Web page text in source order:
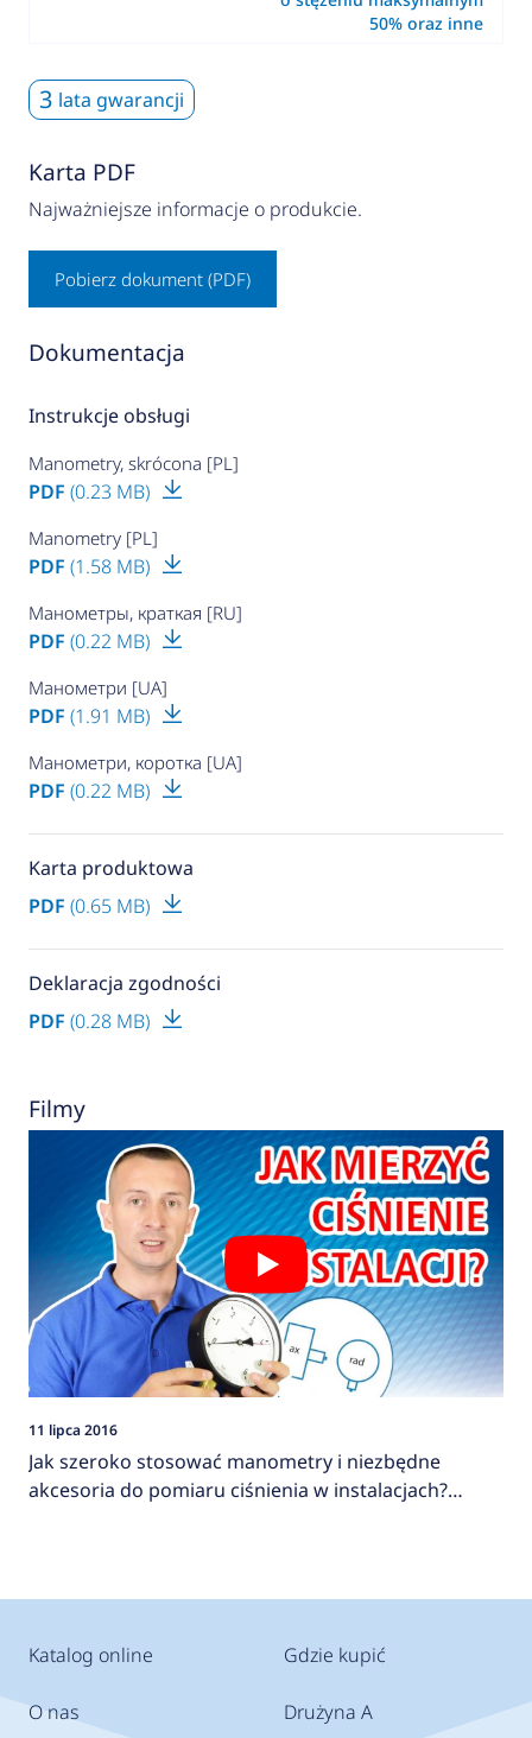
50% oraz inne
3 lata gwarancji
Karta PDF
Najważniejsze informacje o produkcie.
Pobierz dokument (PDF)
Dokumentacja
Instrukcje obsługi
Manometry, skrócona [PL]
PDF (0.23 MB)
Manometry [PL]
PDF (1.58 MB)
Манометры, краткая [RU]
PDF (0.22 MB)
Манометри [UA]
PDF (1.91 MB)
Манометри, коротка [UA]
PDF (0.22 MB)
Karta produktowa
PDF (0.65 MB)
Deklaracja zgodności
PDF (0.28 MB)
Filmy
11 lipca 2016
Jak szeroko stosować manometry i niezbędne
akcesoria do pomiaru ciśnienia w instalacjach?
Katalog online
O nas
Gdzie kupić
Drużyna A